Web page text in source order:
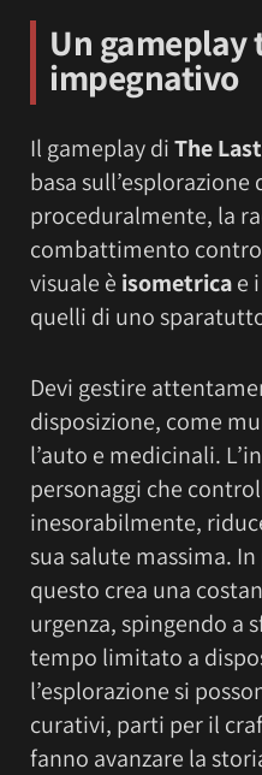
Un gameplay
impegnativo
Il gameplay diThe
basa sull’esplorazione
proceduralmente, la
combattimento
visuale è isometricae
quelli di uno
Devi gestire
disposizione, come
l’auto e medicinali.
personaggi che
inesorabilmente,
sua salute massima.
questo crea una
urgenza, spingendo a
tempo limitato a
l’esplorazione si
curativi, parti per il
fanno avanzare la